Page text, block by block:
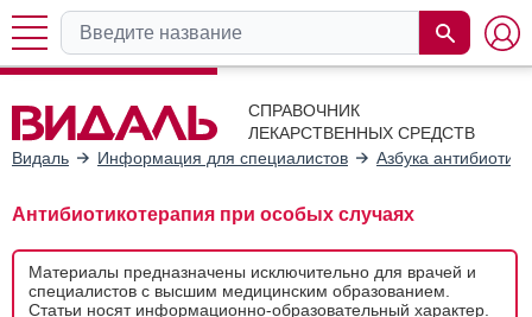
СПРАВОЧНИК
ЛЕКАРСТВЕННЫХ СРЕДСТВ
Видаль
Информация для специалистов Азбука
Антибиотикотерапия при особых случаях
Материалы предназначены исключительно для врачей и
специалистов с высшим медицинским образованием.
Статьи носят информационно-образовательный характер.